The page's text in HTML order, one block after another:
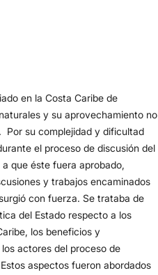
en la Costa Caribe de
y su aprovechamiento no
Por su complejidad y dificultad
el proceso de discusión del
que éste fuera aprobado,
y trabajos encaminados
con fuerza. Se trataba de
del Estado respecto a los
los beneficios y
actores del proceso de
aspectos fueron abordados